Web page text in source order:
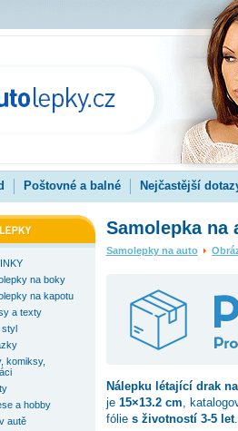
Poštovné a balné Nejčastější
na boky
na kapotu
a texty
styl
komiksy,
a hobby
autě
Samolepka na
Samolepky na auto
Nálepku létající drakna
je 15×13.2 cm,
fólie s životností 3-5 let.